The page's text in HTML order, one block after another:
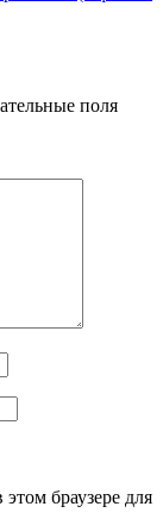
поля
браузере для